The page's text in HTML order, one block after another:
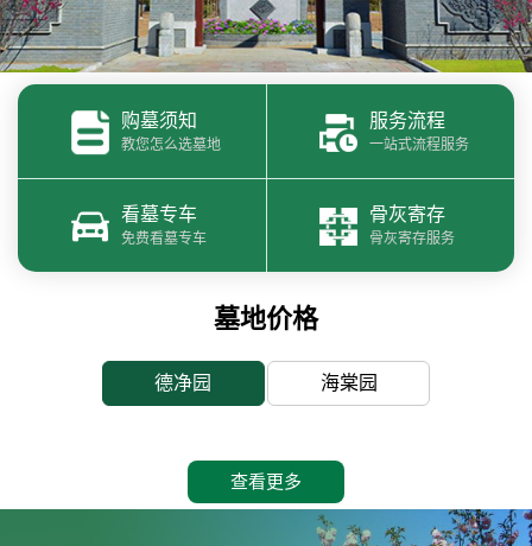
购墓须知
教您怎么选墓地
服务流程
一站式流程服务
看墓专车
免费看墓专车
骨灰寄存
骨灰寄存服务
墓地价格
德净园 海棠园
查看更多